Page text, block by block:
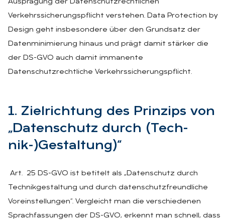
Ausprägung der Datenschutzrechtlichen
Verkehrssicherungspflicht verstehen. Data Protection by
Design geht insbesondere über den Grundsatz der
Datenminimierung hinaus und prägt damit stärker die
der DS-GVO auch damit immanente
Datenschutzrechtliche Verkehrssicherungspflicht.
1. Ziel­rich­tung des Prin­zips von
„Da­ten­schutz durch (Tech­
nik-)Ge­stal­tung)“
Art. 25 DS-GVO ist betitelt als „Datenschutz durch
Technikgestaltung und durch datenschutzfreundliche
Voreinstellungen“. Vergleicht man die verschiedenen
Sprachfassungen der DS-GVO, erkennt man schnell, dass